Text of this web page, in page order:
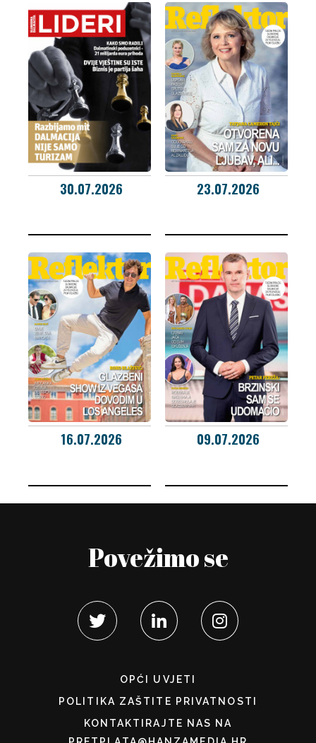
30.07.2026 23.07.2026
16.07.2026 09.07.2026
Povežimo se
OPĆI UVJETI
POLITIKA ZAŠTITE PRIVATNOSTI
KONTAKTIRAJTE NAS NA